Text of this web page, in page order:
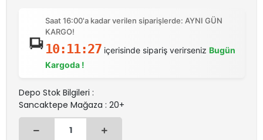
Saat 16:00'a kadar verilen siparişlerde: AYNI GÜN
KARGO!
10:11:27 içerisinde sipariş verirseniz Bugün
Kargoda !
Depo Stok Bilgileri :
Sancaktepe Mağaza : 20+